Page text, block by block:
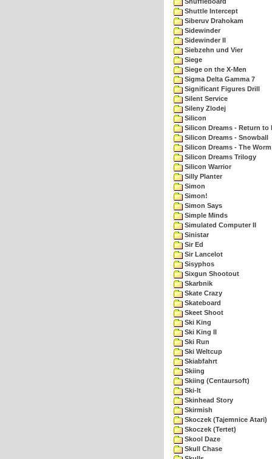
Shuttle Intercept
Siberuv Drahokam
Sidewinder
Sidewinder II
Siebzehn und Vier
Siege
Siege on the X-Men
Sigma Delta Gamma 7
Significant Figures Drill
Silent Service
Sileny Zlodej
Silicon
Silicon Dreams - Return to
Silicon Dreams - Snowball
Silicon Dreams - The
Silicon Dreams Trilogy
Silicon Warrior
Silly Planter
Simon
Simon!
Simon Says
Simple Minds
Simulated Computer II
Sinistar
Sir Ed
Sir Lancelot
Sisyphos
Sixgun Shootout
Skarbnik
Skate Crazy
Skateboard
Skeet Shoot
Ski King
Ski King II
Ski Run
Ski Weltcup
Skiabfahrt
Skiing
Skiing (Centaursoft)
Ski-It
Skinhead Story
Skirmish
Skoczek (Tajemnice Atari)
Skoczek (Tertet)
Skool Daze
Skull Chase